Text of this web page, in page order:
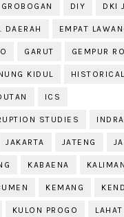
DIY DKI
DAERAH EMPAT
GARUT GEMPUR
KIDUL HISTORICAL
ICS
STUDIES
JAKARTA JATENG
KABAENA
KEMANG
KULON PROGO LAHAT